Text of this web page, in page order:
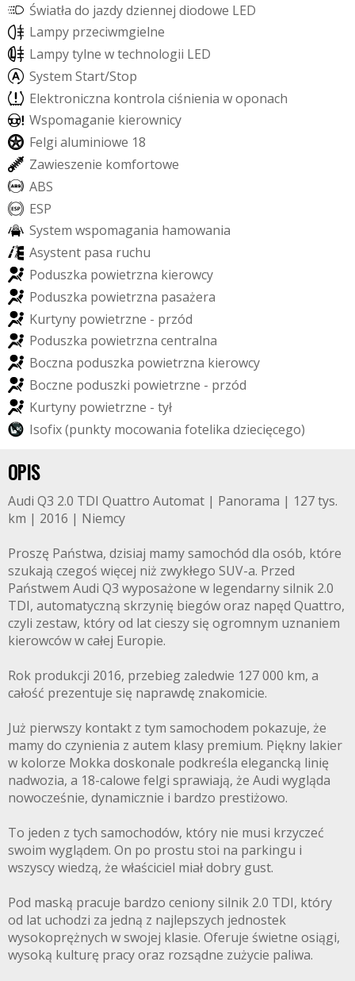
Światła do jazdydziennej diodowe LED
Lampy przeciwmgielne
Lampytylne wtechnologii LED
System Start/Stop
Elektroniczna kontrola ciśnienia woponach
Wspomaganie kierownicy
Felgi aluminiowe 18
Zawieszenie komfortowe
ABS
ESP
System wspomagania hamowania
Asystent pasa ruchu
Poduszka powietrzna kierowcy
Poduszka powietrzna pasażera
Kurtyny powietrzne - przód
Poduszka powietrzna centralna
Boczna poduszka powietrzna kierowcy
Boczne poduszki powietrzne - przód
Kurtyny powietrzne - tył
Isofix(punkty mocowania fotelika dziecięcego)
OPIS
Audi Q3 2.0 TDI Quattro Automat | Panorama | 127 tys.
km | 2016 | Niemcy
Proszę Państwa, dzisiaj mamy samochód dla osób, które
szukają czegoś więcej niż zwykłego SUV-a. Przed
Państwem Audi Q3 wyposażone w legendarny silnik 2.0
TDI, automatyczną skrzynię biegów oraz napęd Quattro,
czyli zestaw, który od lat cieszy się ogromnym uznaniem
kierowców w całej Europie.
Rok produkcji 2016, przebieg zaledwie 127 000 km, a
całość prezentuje się naprawdę znakomicie.
Już pierwszy kontakt z tym samochodem pokazuje, że
mamy do czynienia z autem klasy premium. Piękny lakier
w kolorze Mokka doskonale podkreśla elegancką linię
nadwozia, a 18-calowe felgi sprawiają, że Audi wygląda
nowocześnie, dynamicznie i bardzo prestiżowo.
To jeden z tych samochodów, który nie musi krzyczeć
swoim wyglądem. On po prostu stoi na parkingu i
wszyscy wiedzą, że właściciel miał dobry gust.
Pod maską pracuje bardzo ceniony silnik 2.0 TDI, który
od lat uchodzi za jedną z najlepszych jednostek
wysokoprężnych w swojej klasie. Oferuje świetne osiągi,
wysoką kulturę pracy oraz rozsądne zużycie paliwa.